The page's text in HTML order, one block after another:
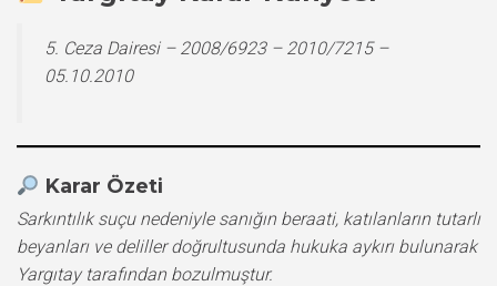
5. Ceza Dairesi – 2008/6923 – 2010/7215 –
05.10.2010
Karar Özeti
Sarkıntılık suçu nedeniyle sanığın beraati, katılanların tutarlı
beyanları ve deliller doğrultusunda hukuka aykırı bulunarak
Yargıtay tarafından bozulmuştur.